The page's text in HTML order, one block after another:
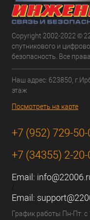
Copyright 2002-2022 ©
спутникового и
безопасность. Все
Наш адрес: 623850,
этаж
Посмотреть на карте
+7 (952) 729-50-
+7 (34355) 2-20-
Email:
/
Email:
График работы Пн-Пт: с